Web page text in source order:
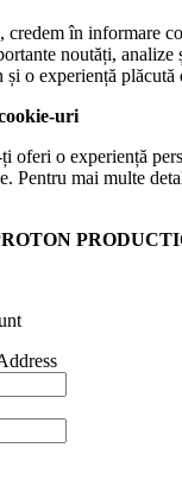
, credem în informare
noutăți, analize
o experiență plăcută
uri
oferi o experiență
Pentru mai multe